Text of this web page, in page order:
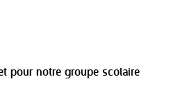
pour notre groupe scolaire